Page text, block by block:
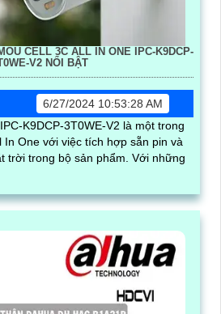
CELL 3C ALL IN ONE IPC-K9DCP-
V2 NỔI BẬT
6/27/2024 10:53:28 AM
K9DCP-3T0WE-V2 là một trong
In One với việc tích hợp sẵn pin và
bộ sản phẩm. Với những